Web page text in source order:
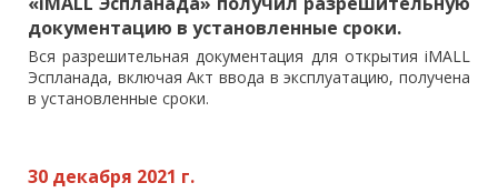
документацию в установленные сроки.
Вся разрешительная документация для открытия iMALL
Эспланада, включая Акт ввода в эксплуатацию, получена
в установленные сроки.
30 декабря 2021 г.